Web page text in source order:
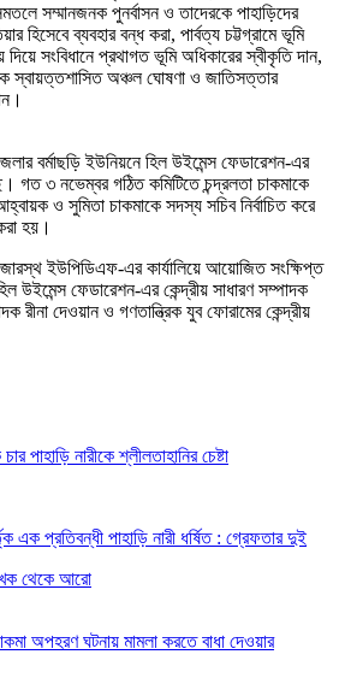
সম্মানজনক পুনর্বাসন ও তাদেরকে পাহাড়িদের
হিসেবে ব্যবহার বন্ধ করা, পার্বত্য চট্টগ্রামে ভূমি
সংবিধানে প্রথাগত ভূমি অধিকারের স্বীকৃতি দান,
স্বায়ত্তশাসিত অঞ্চল ঘোষণা ও জাতিসত্তার
বর্মাছড়ি ইউনিয়নে হিল উইমেন্স ফেডারেশন-এর
গত ৩ নভেম্বর গঠিত কমিটিতে চন্দ্রলতা চাকমাকে
ও সুমিতা চাকমাকে সদস্য সচিব নির্বাচিত করে
হয়।
ইউপিডিএফ-এর কার্যালিয়ে আয়োজিত সংক্ষিপ্ত
উইমেন্স ফেডারেশন-এর কেন্দ্রীয় সাধারণ সম্পাদক
রীনা দেওয়ান ও গণতান্ত্রিক যুব ফোরামের কেন্দ্রীয়
পাহাড়ি নারীকে শ্লীলতাহানির চেষ্টা
এক প্রতিবন্ধী পাহাড়ি নারী ধর্ষিত : গ্রেফতার দুই
থেকে আরো
অপহরণ ঘটনায় মামলা করতে বাধা দেওয়ার